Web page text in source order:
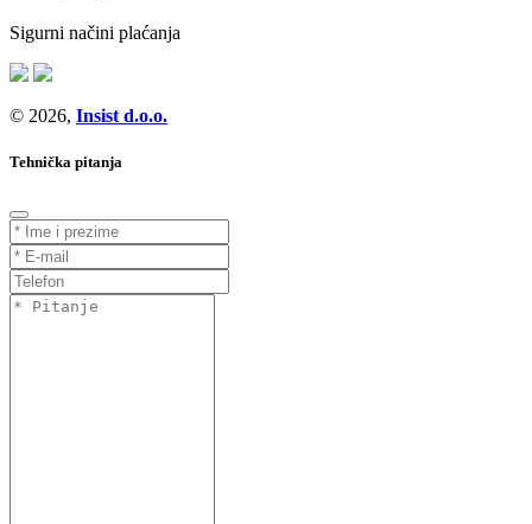
Sigurni načini plaćanja
© 2026, Insist d.o.o.
Tehnička pitanja